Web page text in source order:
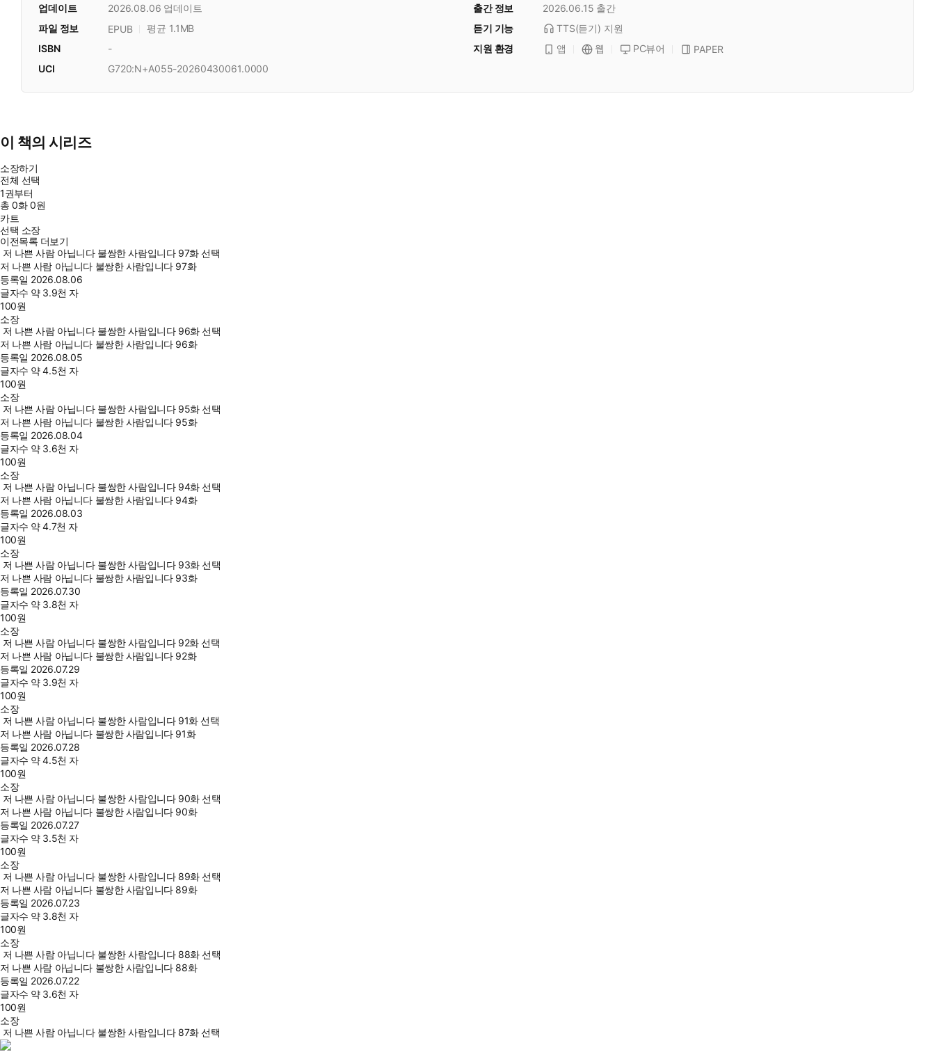
업데이트 2026.08.06 업데이트 출간 정보 2026.06.15 출간
듣기 기능
TTS(듣기) 지원
파일 정보 EPUB
평균 1.1MB
지원 환경
앱 웹 PC뷰어 PAPER
ISBN
-
UCI
G720:N+A055-20260430061.0000
이 책의 시리즈
소장하기
전체 선택
1권부터
총0화0원
카트
선택 소장
이전목록 더보기
저 나쁜 사람 아닙니다 불쌍한 사람입니다 97화 선택
저 나쁜 사람 아닙니다 불쌍한 사람입니다 97화
등록일 2026.08.06
글자수 약 3.9천 자
100원
소장
저 나쁜 사람 아닙니다 불쌍한 사람입니다 96화 선택
저 나쁜 사람 아닙니다 불쌍한 사람입니다 96화
등록일 2026.08.05
글자수 약 4.5천 자
100원
소장
저 나쁜 사람 아닙니다 불쌍한 사람입니다 95화 선택
저 나쁜 사람 아닙니다 불쌍한 사람입니다 95화
등록일 2026.08.04
글자수 약 3.6천 자
100원
소장
저 나쁜 사람 아닙니다 불쌍한 사람입니다 94화 선택
저 나쁜 사람 아닙니다 불쌍한 사람입니다 94화
등록일 2026.08.03
글자수 약 4.7천 자
100원
소장
저 나쁜 사람 아닙니다 불쌍한 사람입니다 93화 선택
저 나쁜 사람 아닙니다 불쌍한 사람입니다 93화
등록일 2026.07.30
글자수 약 3.8천 자
100원
소장
저 나쁜 사람 아닙니다 불쌍한 사람입니다 92화 선택
저 나쁜 사람 아닙니다 불쌍한 사람입니다 92화
등록일 2026.07.29
글자수 약 3.9천 자
100원
소장
저 나쁜 사람 아닙니다 불쌍한 사람입니다 91화 선택
저 나쁜 사람 아닙니다 불쌍한 사람입니다 91화
등록일 2026.07.28
글자수 약 4.5천 자
100원
소장
저 나쁜 사람 아닙니다 불쌍한 사람입니다 90화 선택
저 나쁜 사람 아닙니다 불쌍한 사람입니다 90화
등록일 2026.07.27
글자수 약 3.5천 자
100원
소장
저 나쁜 사람 아닙니다 불쌍한 사람입니다 89화 선택
저 나쁜 사람 아닙니다 불쌍한 사람입니다 89화
등록일 2026.07.23
글자수 약 3.8천 자
100원
소장
저 나쁜 사람 아닙니다 불쌍한 사람입니다 88화 선택
저 나쁜 사람 아닙니다 불쌍한 사람입니다 88화
등록일 2026.07.22
글자수 약 3.6천 자
100원
소장
저 나쁜 사람 아닙니다 불쌍한 사람입니다 87화 선택